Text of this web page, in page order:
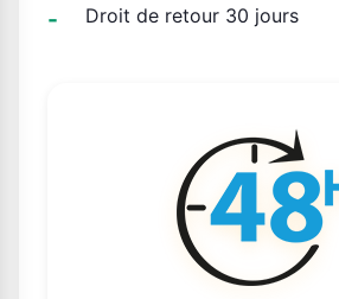
Droit de retour 30 jours